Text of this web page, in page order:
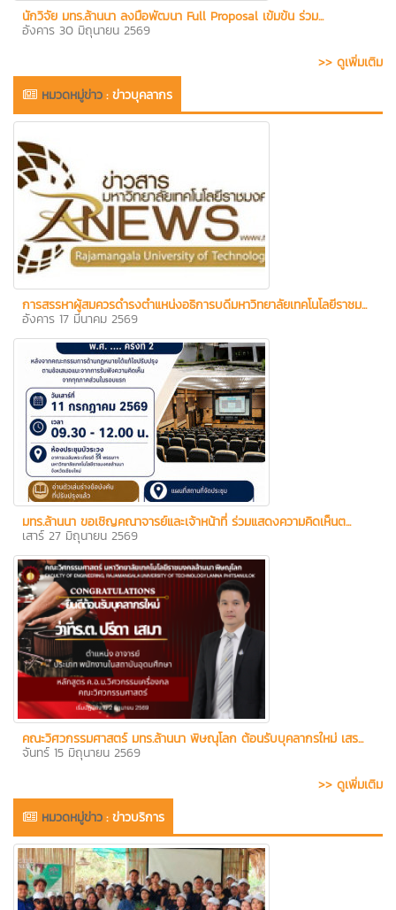
นักวิจัย มทร.ล้านนา ลงมือพัฒนา Full Proposal เข้มข้น ร่วม...
อังคาร 30 มิถุนายน 2569
>> ดูเพิ่มเติม
หมวดหมู่ข่าว:ข่าวบุคลากร
การสรรหาผู้สมควรดำรงตำแหน่งอธิการบดีมหาวิทยาลัยเทคโนโลยีราชม...
อังคาร 17 มีนาคม 2569
มทร.ล้านนา ขอเชิญคณาจารย์และเจ้าหน้าที่ ร่วมแสดงความคิดเห็นต...
เสาร์ 27 มิถุนายน 2569
คณะวิศวกรรมศาสตร์ มทร.ล้านนา พิษณุโลก ต้อนรับบุคลากรใหม่ เสร...
จันทร์ 15 มิถุนายน 2569
>> ดูเพิ่มเติม
หมวดหมู่ข่าว:ข่าวบริการ